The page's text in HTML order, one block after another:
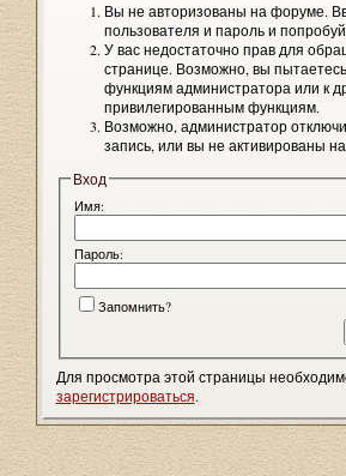
Вы не авторизованы на форуме.
пользователя и пароль и
У вас недостаточно прав для
странице. Возможно, вы
функциям администратора или к
привилегированным функциям.
Возможно, администратор
запись, или вы не активированы
Вход
Имя:
Пароль:
Запомнить?
Для просмотра этой страницы
зарегистрироваться.